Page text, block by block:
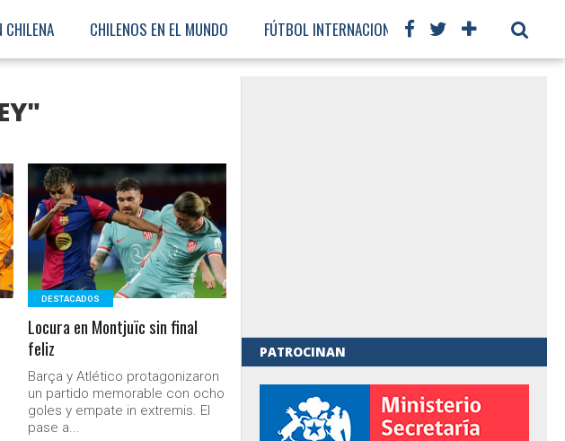
CHILENA CHILENOS EN EL MUNDO FÚTBOL INTERNACIONAL
LEER MÁS
DESTACADOS
Locura en Montjuïc sin final
feliz
Barça y Atlético protagonizaron
un partido memorable con ocho
goles y empate in extremis. El
pase a...
PATROCINAN
Secretaría General de Gobierno